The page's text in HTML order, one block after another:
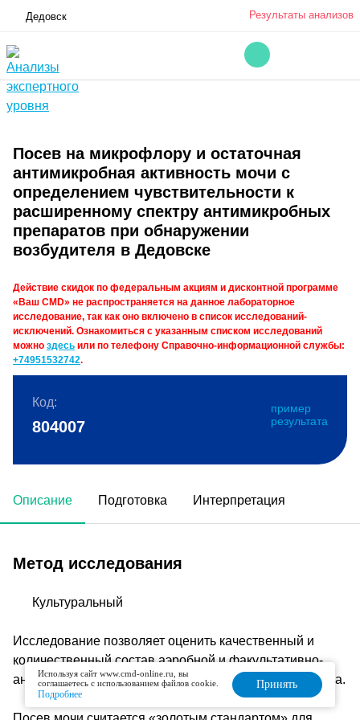
Дедовск Результаты анализов
Посев на микрофлору и остаточная
антимикробная активность мочи с
определением чувствительности к
расширенному спектру антимикробных
препаратов при обнаружении
возбудителя в Дедовске
Действие скидок по федеральным акциям и дисконтной программе
«Ваш CMD» не распространяется на данное лабораторное
исследование, так как оно включено в список исследований-
исключений. Ознакомиться с указанным списком исследований
можно здесь или по телефону Справочно-информационной службы:
+74951532742.
Описание Подготовка Интерпретация
Метод исследования
Культуральный
Исследование позволяет оценить качественный и
количественный состав аэробной и факультативно-
анаэробной микрофлоры исследуемого биоматериала.
Код:
пример
результата
804007
Используя сайт www.cmd-online.ru, вы
соглашаетесь с использованием файлов cookie.
Подробнее
Принять